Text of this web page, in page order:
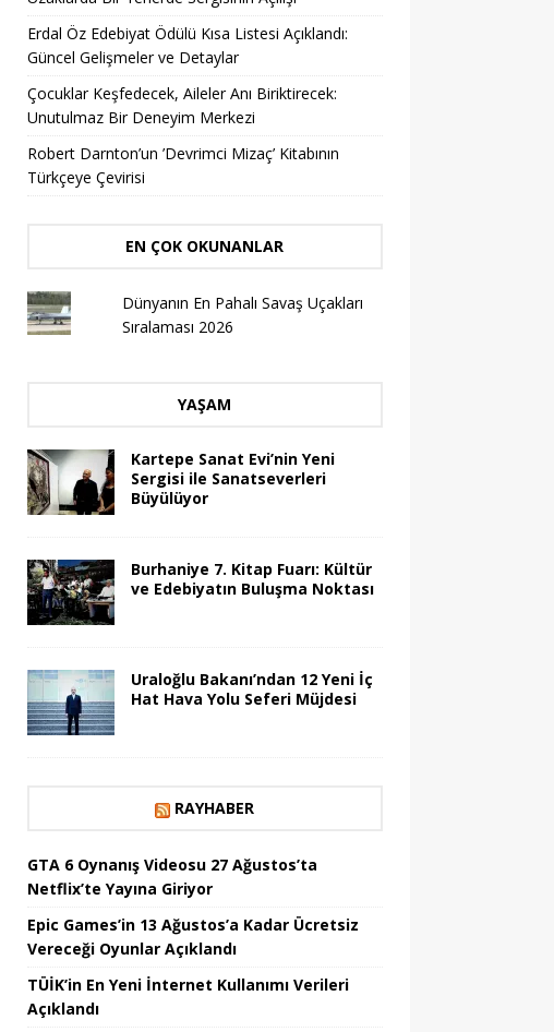
Erdal Öz Edebiyat Ödülü Kısa Listesi Açıklandı:
Güncel Gelişmeler ve Detaylar
Çocuklar Keşfedecek, Aileler Anı Biriktirecek:
Unutulmaz Bir Deneyim Merkezi
Robert Darnton’un ’Devrimci Mizaç’ Kitabının
Türkçeye Çevirisi
EN ÇOK OKUNANLAR
Dünyanın En Pahalı Savaş Uçakları
Sıralaması 2026
YAŞAM
Kartepe Sanat Evi’nin Yeni
Sergisi ile Sanatseverleri
Büyülüyor
Burhaniye 7. Kitap Fuarı: Kültür
ve Edebiyatın Buluşma Noktası
Uraloğlu Bakanı’ndan 12 Yeni İç
Hat Hava Yolu Seferi Müjdesi
RAYHABER
GTA 6 Oynanış Videosu 27 Ağustos’ta
Netflix’te Yayına Giriyor
Epic Games’in 13 Ağustos’a Kadar Ücretsiz
Vereceği Oyunlar Açıklandı
TÜİK’in En Yeni İnternet Kullanımı Verileri
Açıklandı